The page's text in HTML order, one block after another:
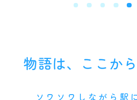
物語は、ここから
ソワソワしながら駅